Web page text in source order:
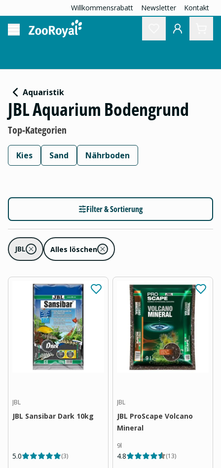
Willkommensrabatt Newsletter Kontakt
Aquaristik
JBL Aquarium Bodengrund
Top-Kategorien
Kies Sand Nährboden
Filter & Sortierung
JBL Alles löschen
JBL
JBL Sansibar Dark 10kg
5.0 (3)
JBL
JBL ProScape Volcano
Mineral
9l
4.8 (13)